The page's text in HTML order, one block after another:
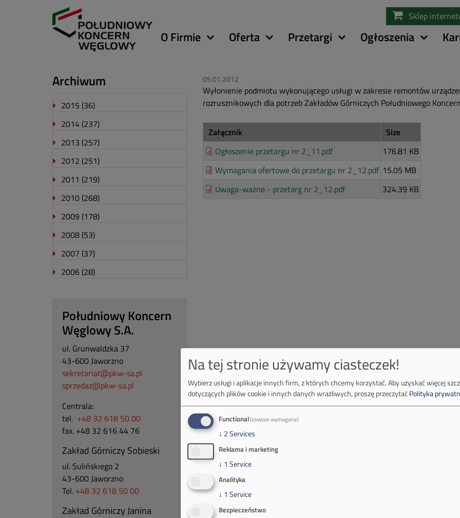
treści
Sklep
Główna
O Firmie Oferta Przetargi Ogłoszenia
05.01.2012
Wyłonienie podmiotu wykonującego usługi w zakresie remontów
rozrusznikowych dla potrzeb Zakładów Górniczych Południowego
Załącznik
Size
Ogłoszenie przetargu nr 2_11.pdf
176.81 KB
Wymagania ofertowe do przetargu nr 2_12.pdf 15.05 MB
Uwaga-ważne - przetarg nr 2_12.pdf
324.39 KB
Archiwum
2015 (36)
2014 (237)
2013 (257)
2012 (251)
2011 (219)
2010 (268)
2009 (178)
2008 (53)
2007 (37)
2006 (28)
Południowy Koncern
Węglowy S.A.
ul. Grunwaldzka 37
43-600 Jaworzno
sekretariat@pkw-sa.pl
sprzedaz@pkw-sa.pl
Centrala:
tel. +48 32 618 50 00
fax. +48 32 616 44 76
Zakład Górniczy Sobieski
ul. Sulińskiego 2
43-600 Jaworzno
Tel. +48 32 618 50 00
Zakład Górniczy Janina
Na tej stronie używamy ciasteczek!
Wybierz usługi i aplikacje innych firm, z których chcemy korzystać.Aby uzyskać więcej
dotyczących plików cookie i innych danych wrażliwych, proszę przeczytaćPolityka
Functional(zawsze wymagane)
↓ 2Services
Reklama i marketing
↓ 1 Service
Analityka
↓ 1 Service
Bezpieczeństwo